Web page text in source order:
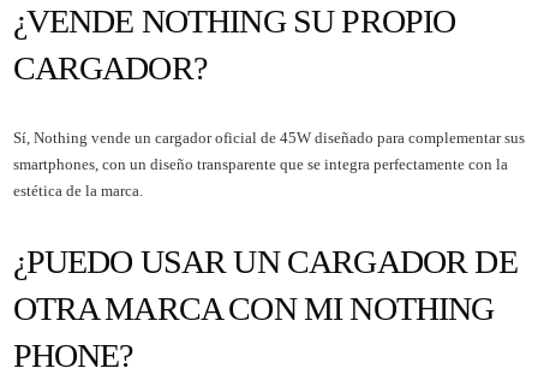
¿VENDE NOTHING SU PROPIO
CARGADOR?
Sí, Nothing vende un cargador oficial de 45W diseñado para complementar sus
smartphones, con un diseño transparente que se integra perfectamente con la
estética de la marca.
¿PUEDO USAR UN CARGADOR DE
OTRA MARCA CON MI NOTHING
PHONE?